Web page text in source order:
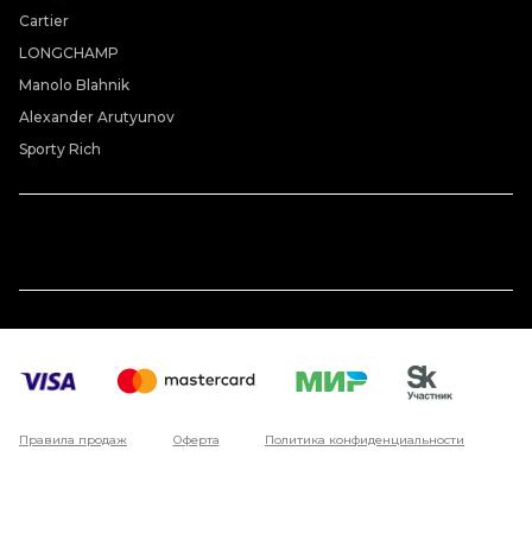
Cartier
LONGCHAMP
Manolo Blahnik
Alexander Arutyunov
Sporty Rich
Правила продаж Оферта Политика конфиденциальности